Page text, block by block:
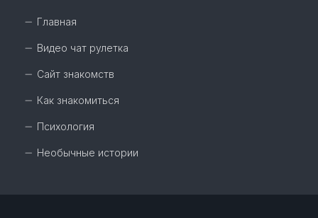
Главная
Видео чат рулетка
Сайт знакомств
Как знакомиться
Психология
Необычные истории